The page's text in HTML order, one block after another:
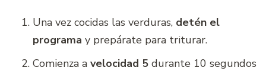
Una vez cocidas las verduras, detén el
programa y prepárate para triturar.
Comienza a velocidad 5 durante 10 segundos